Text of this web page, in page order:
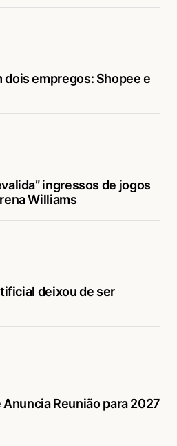
dois empregos: Shopee e
ingressos de jogos
Williams
deixou de ser
Anuncia Reunião para 2027